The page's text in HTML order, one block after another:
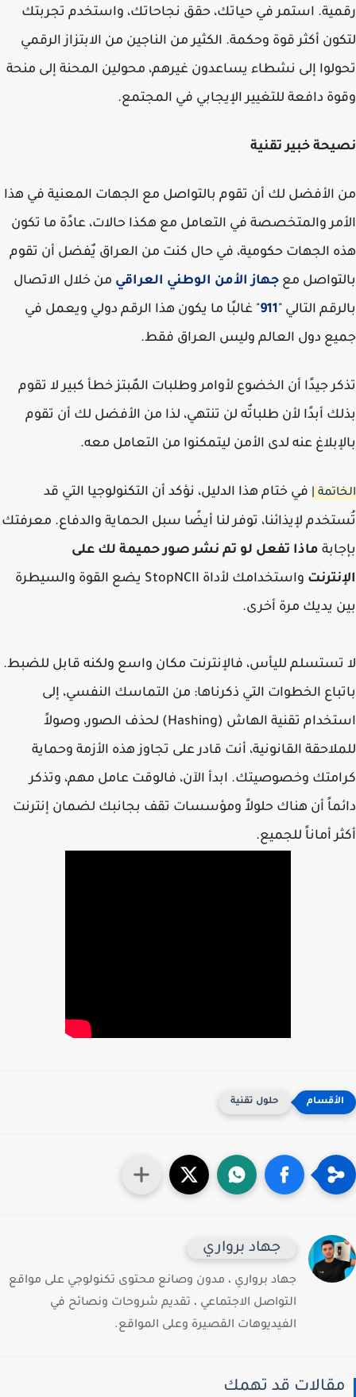
استمر في حياتك، حقق نجاحاتك، واستخدم تجربتك
أكثر قوة وحكمة. الكثير من الناجين من الابتزاز الرقمي
إلى نشطاء يساعدون غيرهم، محولين المحنة إلى منحة
دافعة للتغيير الإيجابي في المجتمع.
خبير تقنية
الأفضل لك أن تقوم بالتواصل مع الجهات المعنية في هذا
والمتخصصة في التعامل مع هكذا حالات، عادًة ما تكون
الجهات حكومية، في حال كنت من العراق يٌفضل أن تقوم
معجهاز الأمن الوطني العراقيمن خلال الاتصال
التالي "911" غالبًا ما يكون هذا الرقم دولي ويعمل في
دول العالم وليس العراق فقط.
جيدًا أن الخضوع لأوامر وطلبات المٌبتز خطأ كبير لا تقوم
أبدًا لأن طلباتٌه لن تنتهي، لذا من الأفضل لك أن تقوم
عنه لدى الأمن ليتمكنوا من التعامل معه.
|في ختام هذا الدليل، نؤكد أن التكنولوجيا التي قد
لإيذائنا، توفر لنا أيضًا سبل الحماية والدفاع. معرفتك
ماذا تفعل لو تم نشر صور حميمة لك على
واستخدامك لأداة StopNCII يضع القوة والسيطرة
يديك مرة أخرى.
تستسلم لليأس، فالإنترنت مكان واسع ولكنه قابل للضبط.
الخطوات التي ذكرناها: من التماسك النفسي، إلى
استخدام تقنية الهاش (Hashing) لحذف الصور، وصولاً
القانونية، أنت قادر على تجاوز هذه الأزمة وحماية
وخصوصيتك. ابدأ الآن، فالوقت عامل مهم، وتذكر
أن هناك حلولاً ومؤسسات تقف بجانبك لضمان إنترنت
أماناً للجميع.
حلول تقنية
جهاد برواري
جهاد برواري ، مدون وصانع محتوى تكنولوجي على مواقع
التواصل الاجتماعي ، تقديم شروحات ونصائح في
الفيديوهات القصيرة وعلى المواقع.
قد تهمك